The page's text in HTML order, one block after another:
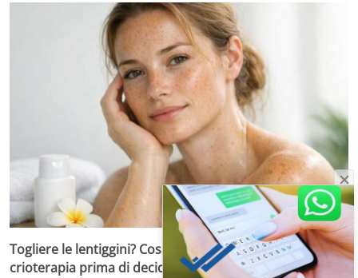
Togliere le lentiggini? Cosa sapere su laser, peeling e
crioterapia prima di decidere